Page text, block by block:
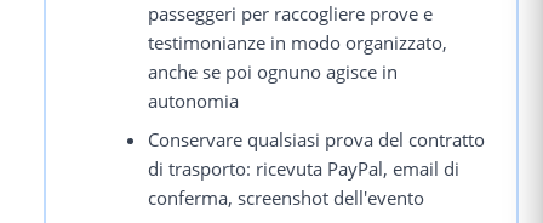
passeggeri per raccogliere prove e
testimonianze in modo organizzato,
anche se poi ognuno agisce in
autonomia
Conservare qualsiasi prova del contratto
di trasporto: ricevuta PayPal, email di
conferma, screenshot dell'evento